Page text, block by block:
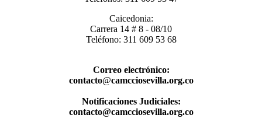
Caicedonia:
Carrera 14 # 8 - 08/10
Teléfono: 311 609 53 68
Correo electrónico:
contacto@camcciosevilla.org.co
Notificaciones Judiciales:
contacto@camcciosevilla.org.co